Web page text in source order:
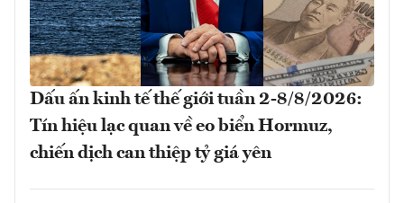
Dấu ấn kinh tế thế giới tuần 2-8/8/2026:
Tín hiệu lạc quan về eo biển Hormuz,
chiến dịch can thiệp tỷ giá yên